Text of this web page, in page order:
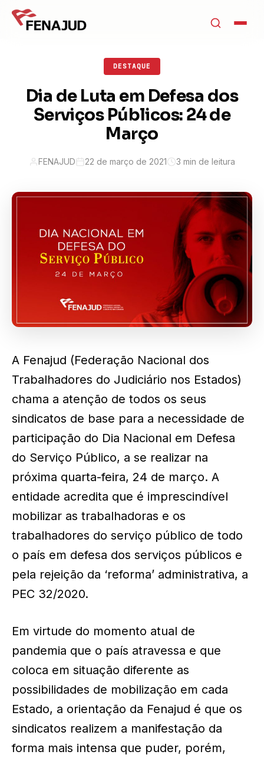
DESTAQUE
Dia de Luta em Defesa dos
Serviços Públicos: 24 de
Março
FENAJUD 22 de março de 2021 3 min de leitura
A Fenajud (Federação Nacional dos
Trabalhadores do Judiciário nos Estados)
chama a atenção de todos os seus
sindicatos de base para a necessidade de
participação do Dia Nacional em Defesa
do Serviço Público, a se realizar na
próxima quarta-feira, 24 de março. A
entidade acredita que é imprescindível
mobilizar as trabalhadoras e os
trabalhadores do serviço público de todo
o país em defesa dos serviços públicos e
pela rejeição da ‘reforma’ administrativa, a
PEC 32/2020.
Em virtude do momento atual de
pandemia que o país atravessa e que
coloca em situação diferente as
possibilidades de mobilização em cada
Estado, a orientação da Fenajud é que os
sindicatos realizem a manifestação da
forma mais intensa que puder, porém,